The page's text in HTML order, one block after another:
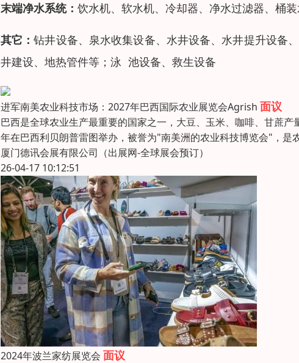
末端净水系统： 饮水机、软水机、冷却器、净水过滤器、桶
其它：钻井设备、泉水收集设备、水井设备、水井提升设备
井建设、地热管件等；泳 池设备、救生设备
进军南美农业科技市场：2027年巴西国际农业展览会Agrish 面议
巴西是全球农业生产最重要的国家之一，大豆、玉米、咖啡、甘蔗
年在巴西利贝朗普雷图举办，被誉为"南美洲的农业科技博览会"，是
厦门德讯会展有限公司（出展网-全球展会预订）
26-04-17 10:12:51
2024年波兰家纺展览会 面议